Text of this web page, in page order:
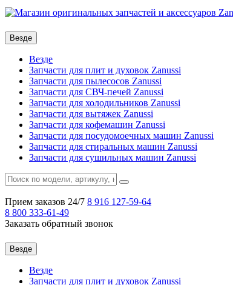
Везде
Везде
Запчасти для плит и духовок Zanussi
Запчасти для пылесосов Zanussi
Запчасти для СВЧ-печей Zanussi
Запчасти для холодильников Zanussi
Запчасти для вытяжек Zanussi
Запчасти для кофемашин Zanussi
Запчасти для посудомоечных машин Zanussi
Запчасти для стиральных машин Zanussi
Запчасти для сушильных машин Zanussi
Прием заказов 24/7 8 916 127-59-64
8 800 333-61-49
Заказать обратный звонок
Везде
Везде
Запчасти для плит и духовок Zanussi